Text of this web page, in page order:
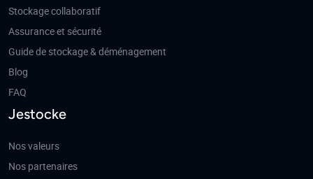
Stockage collaboratif
Assurance et sécurité
Guide de stockage & déménagement
Blog
FAQ
Jestocke
Nos valeurs
Nos partenaires